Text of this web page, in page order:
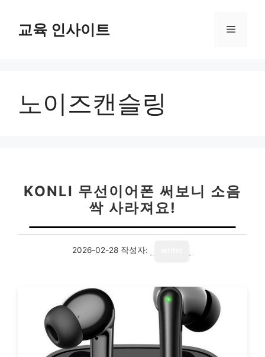
교육 인사이트 메
노이즈캔슬링
KONLI 무선이어폰 써보니 소음
싹 사라져요!
2026-02-28 작성자: